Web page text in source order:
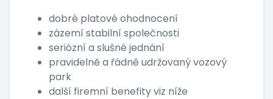
dobré platové ohodnocení
zázemí stabilní společnosti
seriózní a slušné jednání
pravidelně a řádně udržovaný vozový
park
další firemní benefity viz níže